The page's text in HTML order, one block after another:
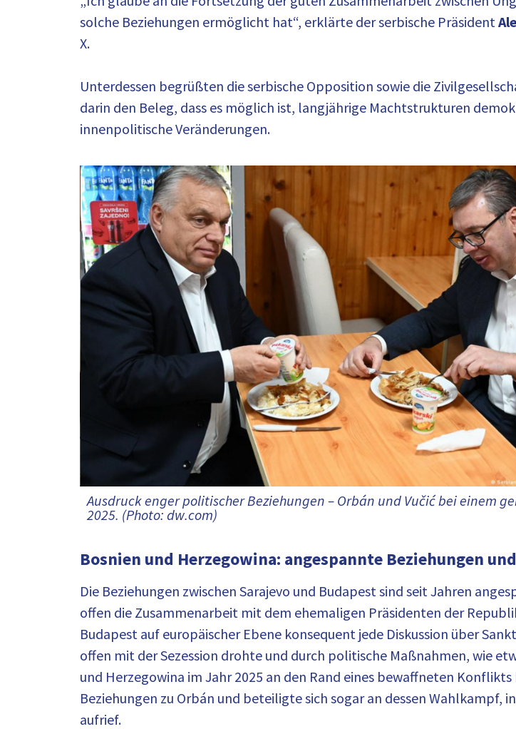
solche Beziehungen ermöglicht hat“, erklärte der serbische Präsident
X.
Unterdessen begrüßten die serbische Opposition sowie die
darin den Beleg, dass es möglich ist, langjährige Machtstrukturen
innenpolitische Veränderungen.
Ausdruck enger politischer Beziehungen – Orbán und Vučić bei einem
2025. (Photo: dw.com)
Bosnien und Herzegowina: angespannte Beziehungen
Die Beziehungen zwischen Sarajevo und Budapest sind seit Jahren
offen die Zusammenarbeit mit dem ehemaligen Präsidenten der
Budapest auf europäischer Ebene konsequent jede Diskussion über
offen mit der Sezession drohte und durch politische Maßnahmen, wie
und Herzegowina im Jahr 2025 an den Rand eines bewaffneten
Beziehungen zu Orbán und beteiligte sich sogar an dessen Wahlkampf,
aufrief.